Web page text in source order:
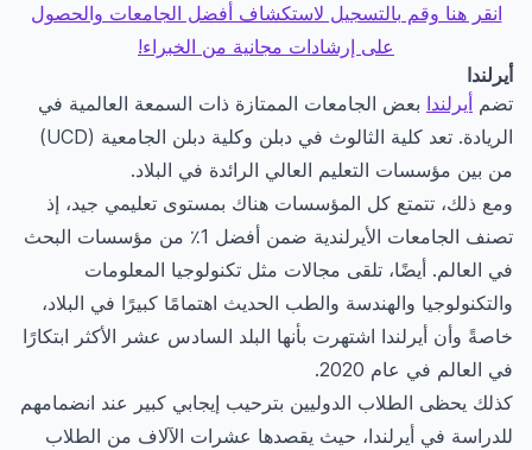
انقر هنا وقم بالتسجيل لاستكشاف أفضل الجامعات والحصول
على إرشادات مجانية من الخبراء!
أيرلندا
تضم أيرلندا بعض الجامعات الممتازة ذات السمعة العالمية في
الريادة. تعد كلية الثالوث في دبلن وكلية دبلن الجامعية (UCD)
من بين مؤسسات التعليم العالي الرائدة في البلاد.
ومع ذلك، تتمتع كل المؤسسات هناك بمستوى تعليمي جيد، إذ
تصنف الجامعات الأيرلندية ضمن أفضل 1٪ من مؤسسات البحث
في العالم. أيضًا، تلقى مجالات مثل تكنولوجيا المعلومات
والتكنولوجيا والهندسة والطب الحديث اهتمامًا كبيرًا في البلاد،
خاصةً وأن أيرلندا اشتهرت بأنها البلد السادس عشر الأكثر ابتكارًا
في العالم في عام 2020.
كذلك يحظى الطلاب الدوليين بترحيب إيجابي كبير عند انضمامهم
للدراسة في أيرلندا، حيث يقصدها عشرات الآلاف من الطلاب